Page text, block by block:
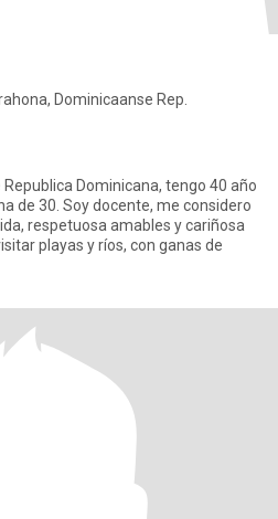
Dominicaanse Rep.
Dominicana, tengo 40 año
de 30. Soy docente, me considero
respetuosa amables y cariñosa
playas y ríos, con ganas de